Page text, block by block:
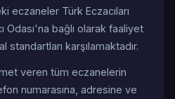
eczaneler Türk Eczacıları
Odası'na bağlı olarak faaliyet
karşılamaktadır.
veren tüm eczanelerin
numarasına, adresine ve